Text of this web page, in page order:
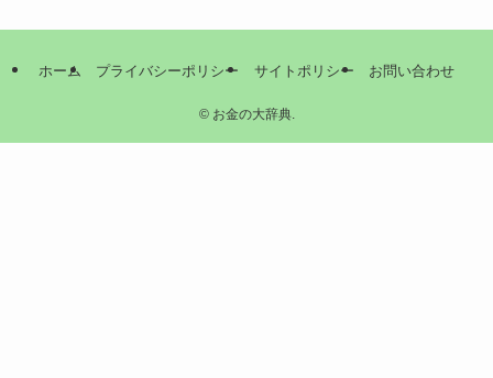
ホーム プライバシーポリシー サイトポリシー お問い合わせ
©お金の大辞典.